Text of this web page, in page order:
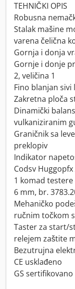
TEHNIČKI OPIS
Robusna
Stalak mašine
varena čelična
Gornja i donja
Gornje i donje
2, veličina 1
Fino blanjan sivi
Zakretna ploča
Dinamički
vulkaniziranim
Graničnik sa
preklopiv
Indikator
Codsv
1 komad testere
6 mm, br.
Mehaničko
ručnim točkom
Taster za start/
relejem zaštite
Bezutrujna
CE usklađeno
GS sertifikovano